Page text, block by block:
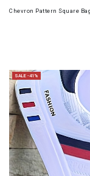
Chevron Pattern Square
SALE -41%